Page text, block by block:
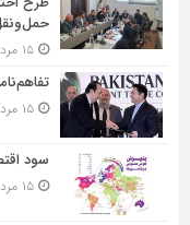
۱۵ مرداد ۱۴۰۵ - ۹:۳۳
۱۵ مرداد ۱۴۰۵ - ۸:۴۵
سود
۱۵ مرداد ۱۴۰۵ - ۷:۵۰